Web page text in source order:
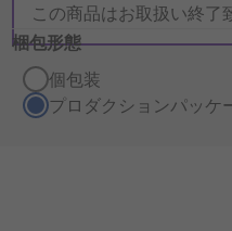
この商品はお取扱い終了
梱包形態
個包装
プロダクションパッケ